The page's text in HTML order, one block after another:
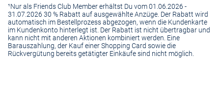
¹Nur als Friends Club Member erhältst Du vom 01.06.2026 -
31.07.2026 30 % Rabatt auf ausgewählte Anzüge. Der Rabatt wird
automatisch im Bestellprozess abgezogen, wenn die Kundenkarte
im Kundenkonto hinterlegt ist. Der Rabatt ist nicht übertragbar und
kann nicht mit anderen Aktionen kombiniert werden. Eine
Barauszahlung, der Kauf einer Shopping Card sowie die
Rückvergütung bereits getätigter Einkäufe sind nicht möglich.